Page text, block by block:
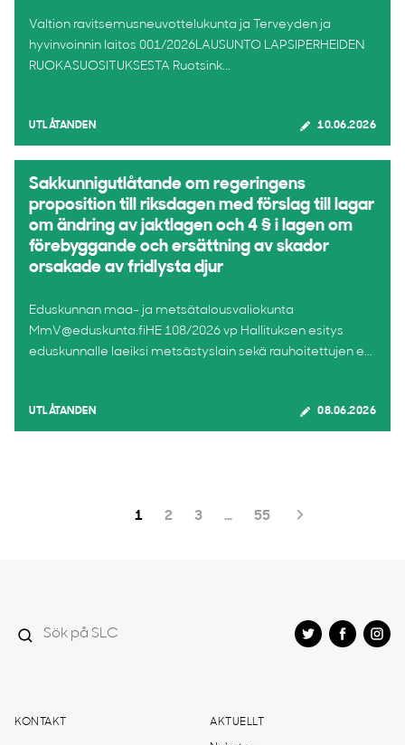
Valtion ravitsemusneuvottelukunta ja Terveyden ja
hyvinvoinnin laitos 001/2026LAUSUNTO LAPSIPERHEIDEN
RUOKASUOSITUKSESTA Ruotsink...
UTLÅTANDEN 10.06.2026
Sakkunnigutlåtande om regeringens
proposition till riksdagen med förslag till lagar
om ändring av jaktlagen och 4 § i lagen om
förebyggande och ersättning av skador
orsakade av fridlysta djur
Eduskunnan maa- ja metsätalousvaliokunta
MmV@eduskunta.fiHE 108/2026 vp Hallituksen esitys
eduskunnalle laeiksi metsästyslain sekä rauhoitettujen e...
UTLÅTANDEN 08.06.2026
1 2 3 … 55
KONTAKT AKTUELLT